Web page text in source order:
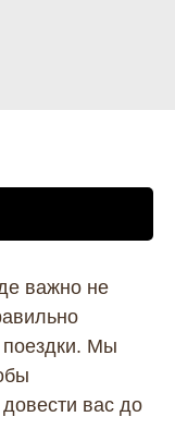
важно не
поездки. Мы
вас до